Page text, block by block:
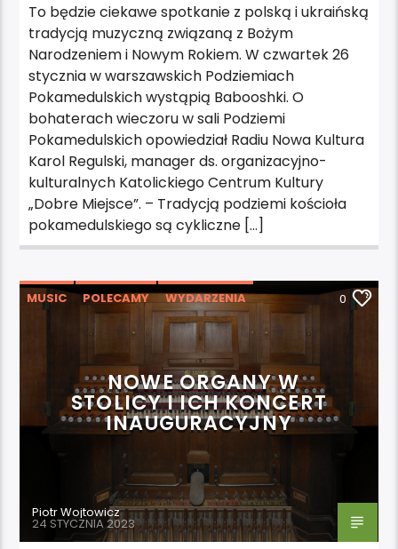
To będzie ciekawe spotkanie z polską i ukraińską
tradycją muzyczną związaną z Bożym
Narodzeniem i Nowym Rokiem. W czwartek 26
stycznia w warszawskich Podziemiach
Pokamedulskich wystąpią Babooshki. O
bohaterach wieczoru w sali Podziemi
Pokamedulskich opowiedział Radiu Nowa Kultura
Karol Regulski, manager ds. organizacyjno-
kulturalnych Katolickiego Centrum Kultury
„Dobre Miejsce”. – Tradycją podziemi kościoła
pokamedulskiego są cykliczne […]
MUSIC POLECAMY WYDARZENIA 0
NOWE ORGANY W
STOLICY I ICH KONCERT
INAUGURACYJNY
Piotr Wojtowicz
24 STYCZNIA 2023